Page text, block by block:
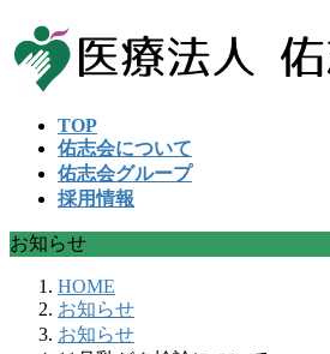
ン
ッ
プ
ビ
移
動
TOP
佑志会について
佑志会グループ
採用情報
お知らせ
HOME
お知らせ
お知らせ